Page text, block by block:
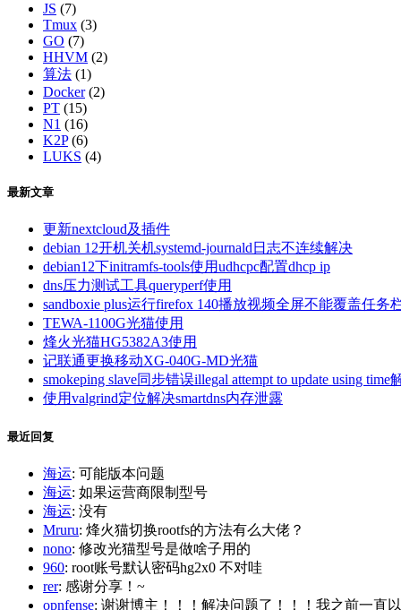
JS (7)
Tmux (3)
GO (7)
HHVM (2)
算法 (1)
Docker(2)
PT (15)
N1 (16)
K2P(6)
LUKS (4)
最新文章
更新nextcloud及插件
debian 12开机关机systemd-journald日志不连续解决
debian12下initramfs-tools使用udhcpc配置dhcp ip
dns压力测试工具queryperf使用
sandboxie plus运行firefox 140播放视频全屏不能覆盖任务
TEWA-1100G光猫使用
烽火光猫HG5382A3使用
记联通更换移动XG-040G-MD光猫
smokeping slave同步错误illegal attempt to update using time
使用valgrind定位解决smartdns内存泄露
最近回复
海运: 可能版本问题
海运: 如果运营商限制型号
海运: 没有
Mruru: 烽火猫切换rootfs的方法有么大佬？
nono: 修改光猫型号是做啥子用的
960: root账号默认密码hg2x0 不对哇
rer: 感谢分享！~
opnfense: 谢谢博主！！！解决问题了！！！我之前一直